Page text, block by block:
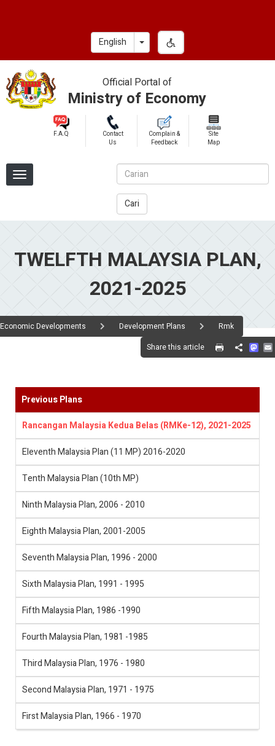
English Toggle Dropdown
Official Portal of
Ministry of Economy
F.A.Q
Contact
Us
Complain &
Feedback
Site
Map
Cari
TWELFTH MALAYSIA PLAN,
2021-2025
Economic Developments Development Plans
Rmk
Share this article
Share
Previous Plans
Rancangan Malaysia Kedua Belas (RMKe-12), 2021-2025
Eleventh Malaysia Plan (11 MP) 2016-2020
Tenth Malaysia Plan (10th MP)
Ninth Malaysia Plan, 2006 - 2010
Eighth Malaysia Plan, 2001-2005
Seventh Malaysia Plan, 1996 - 2000
Sixth Malaysia Plan, 1991 - 1995
Fifth Malaysia Plan, 1986 -1990
Fourth Malaysia Plan, 1981 -1985
Third Malaysia Plan, 1976 - 1980
Second Malaysia Plan, 1971 - 1975
First Malaysia Plan, 1966 - 1970